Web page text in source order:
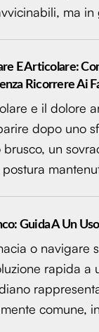
ma in
E Articolare:
Ricorrere Ai
e il dolore
dopo uno
un
Guida A Un
o navigare
rapida a
comune,